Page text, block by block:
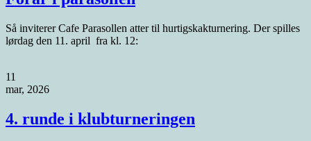
Så inviterer Cafe Parasollen atter til hurtigskakturnering. Der spilles
lørdag den 11. april fra kl. 12:
11
mar, 2026
4. runde i klubturneringen